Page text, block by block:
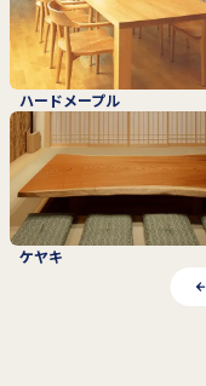
ハードメープル
ケヤキ